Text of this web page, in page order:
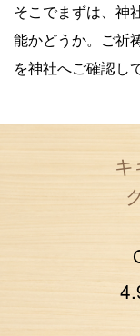
そこでまずは、神
能かどうか。 ご祈
を神社へご確認し